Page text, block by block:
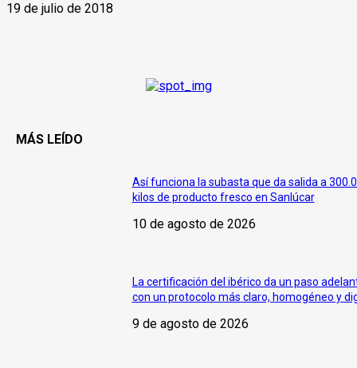
19 de julio de 2018
MÁS LEÍDO
Así funciona la subasta que da salida a
kilos de producto fresco en Sanlúcar
10 de agosto de 2026
La certificación del ibérico da un paso
con un protocolo más claro, homogéneo y
9 de agosto de 2026